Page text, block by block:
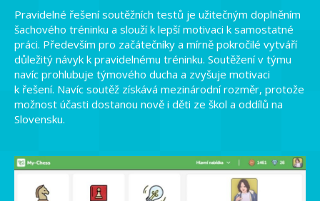
Pravidelné řešení soutěžních testů je užitečným doplněním
šachového tréninku a slouží k lepší motivaci k samostatné
práci. Především pro začátečníky a mírně pokročilé vytváří
důležitý návyk k pravidelnému tréninku. Soutěžení v týmu
navíc prohlubuje týmového ducha a zvyšuje motivaci
k řešení. Navíc soutěž získává mezinárodní rozměr, protože
možnost účasti dostanou nově i děti ze škol a oddílů na
Slovensku.